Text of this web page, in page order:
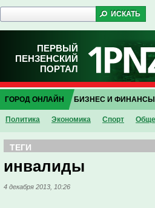
ПЕРВЫЙ
ПЕНЗЕНСКИЙ
ПОРТАЛ
ГОРОД ОНЛАЙН
Политика Экономика Спорт
БИЗНЕС И ФИНАНСЫ
ТЕГИ
инвалиды
4 декабря 2013, 10:26